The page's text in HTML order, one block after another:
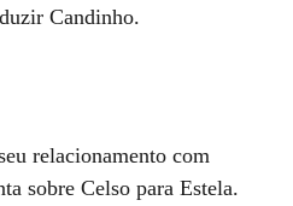
Candinho.
relacionamento com
sobre Celso para Estela.